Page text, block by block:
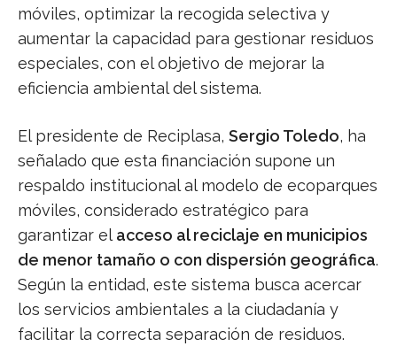
móviles, optimizar la recogida selectiva y
aumentar la capacidad para gestionar residuos
especiales, con el objetivo de mejorar la
eficiencia ambiental del sistema.
El presidente de Reciplasa, Sergio Toledo, ha
señalado que esta financiación supone un
respaldo institucional al modelo de ecoparques
móviles, considerado estratégico para
garantizar el acceso al reciclaje en municipios
de menor tamaño o con dispersión geográfica.
Según la entidad, este sistema busca acercar
los servicios ambientales a la ciudadanía y
facilitar la correcta separación de residuos.